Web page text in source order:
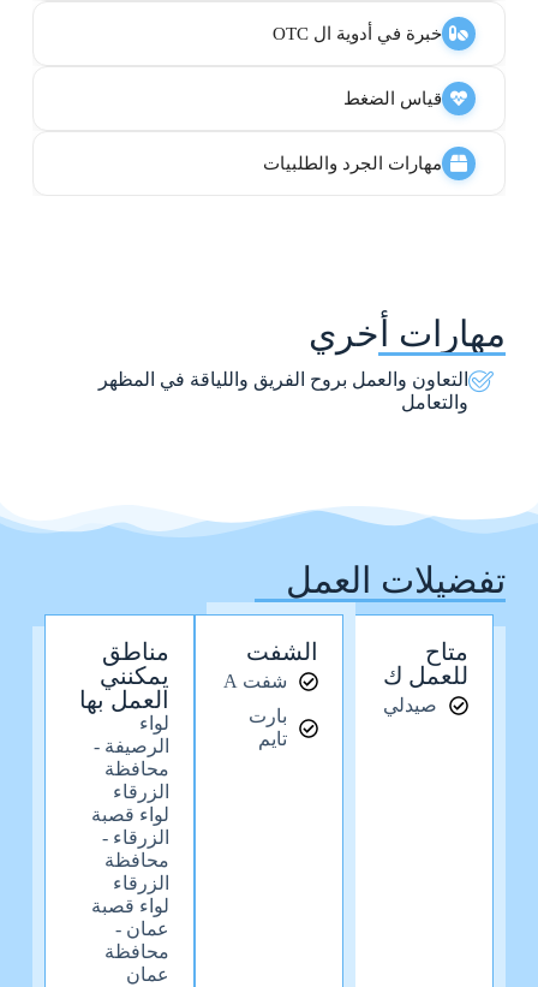
خبرة في أدوية ال OTC
قياس الضغط
مهارات الجرد والطلبيات
مهارات أخري
التعاون والعمل بروح الفريق واللياقة في المظهر
والتعامل
تفضيلات العمل
متاح
للعمل ك
صيدلي
الشفت
شفت A
بارت
تايم
مناطق
يمكنني
العمل بها
لواء
الرصيفة -
محافظة
الزرقاء
لواء قصبة
الزرقاء -
محافظة
الزرقاء
لواء قصبة
عمان -
محافظة
عمان